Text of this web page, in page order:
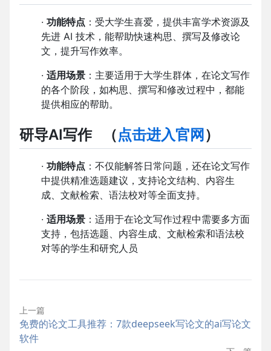
· 功能特点 ：受大学生喜爱，提供丰富学术资源及
先进 AI 技术，能帮助快速构思、撰写及修改论
文，提升写作效率。
· 适用场景 ：主要适用于大学生群体，在论文写作
的各个阶段，如构思、撰写和修改过程中，都能
提供相应的帮助。
研导AI写作（点击进入官网 ）
· 功能特点 ：不仅能解答日常问题，还在论文写作
中提供精准选题建议，支持论文结构、内容生
成、文献检索、语法校对等全面支持。
· 适用场景 ：适用于在论文写作过程中需要多方面
支持，包括选题、内容生成、文献检索和语法校
对等的学生和研究人员
上一篇
免费的论文工具推荐：7款deepseek写论文的ai写论文
软件